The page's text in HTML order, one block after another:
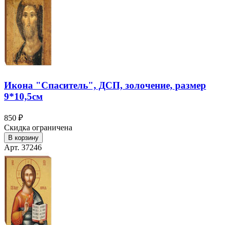
Икона "Спаситель", ДСП, золочение, размер
9*10,5см
850 ₽
Скидка ограничена
В корзину
Арт. 37246